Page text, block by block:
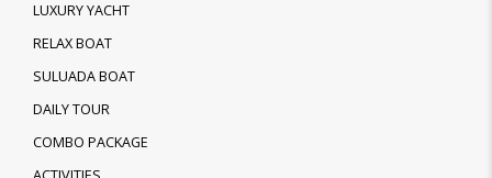
LUXURY YACHT
RELAX BOAT
SULUADA BOAT
DAILY TOUR
COMBO PACKAGE